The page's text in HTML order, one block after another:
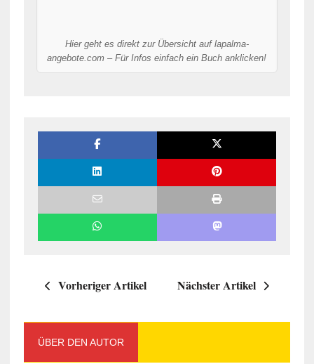
Hier geht es direkt zur Übersicht auf lapalma-
angebote.com – Für Infos einfach ein Buch anklicken!
Vorheriger Artikel Nächster Artikel
ÜBER DEN AUTOR